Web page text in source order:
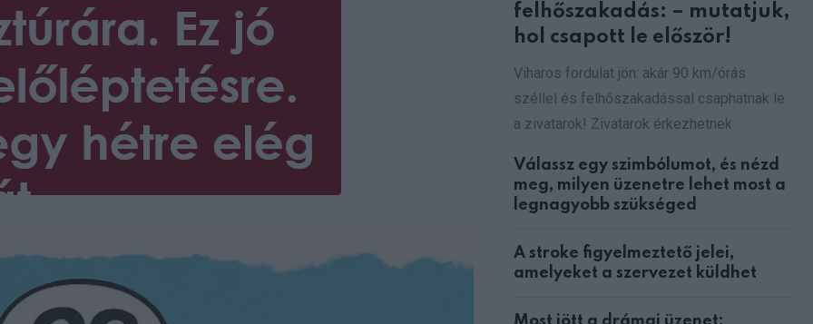
felhőszakadás: – mutatjuk,
hol csapott le először!
Viharos fordulat jön: akár 90 km/órás
széllel és felhőszakadással csaphatnak le
a zivatarok! Zivatarok érkezhetnek
Válassz egy szimbólumot, és nézd
meg, milyen üzenetre lehet most a
legnagyobb szükséged
A stroke figyelmeztető jelei,
amelyeket a szervezet küldhet